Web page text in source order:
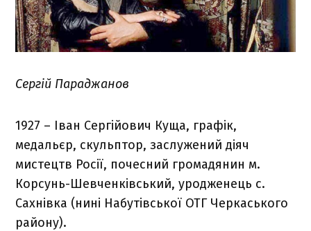
Сергій Параджанов
1927 – Іван Сергійович Куща, графік,
медальєр, скульптор, заслужений діяч
мистецтв Росії, почесний громадянин м.
Корсунь-Шевченківський, уродженець с.
Сахнівка (нині Набутівської ОТГ Черкаського
району).